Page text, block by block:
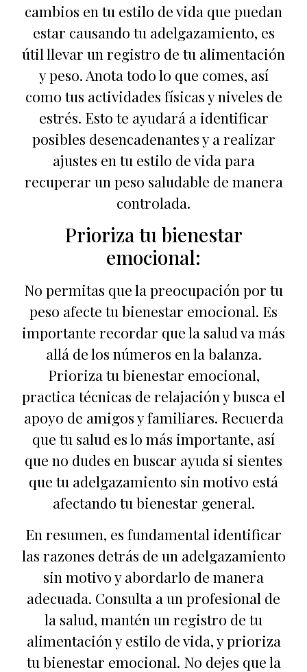
cambios en tu estilo de vida que puedan
estar causando tu adelgazamiento, es
útil llevar un registro de tu alimentación
y peso. Anota todo lo que comes, así
como tus actividades físicas y niveles de
estrés. Esto te ayudará a identificar
posibles desencadenantes y a realizar
ajustes en tu estilo de vida para
recuperar un peso saludable de manera
controlada.
Prioriza tu bienestar
emocional:
No permitas que la preocupación por tu
peso afecte tu bienestar emocional. Es
importante recordar que la salud va más
allá de los números en la balanza.
Prioriza tu bienestar emocional,
practica técnicas de relajación y busca el
apoyo de amigos y familiares. Recuerda
que tu salud es lo más importante, así
que no dudes en buscar ayuda si sientes
que tu adelgazamiento sin motivo está
afectando tu bienestar general.
En resumen, es fundamental identificar
las razones detrás de un adelgazamiento
sin motivo y abordarlo de manera
adecuada. Consulta a un profesional de
la salud, mantén un registro de tu
alimentación y estilo de vida, y prioriza
tu bienestar emocional. No dejes que la